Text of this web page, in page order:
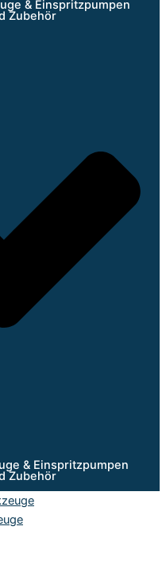
& Einspritzpumpen
Zubehör
& Einspritzpumpen
Zubehör